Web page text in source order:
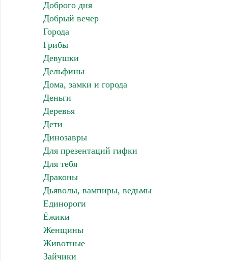
Доброго дня
Добрый вечер
Города
Грибы
Девушки
Дельфины
Дома, замки и города
Деньги
Деревья
Дети
Динозавры
Для презентаций гифки
Для тебя
Драконы
Дьяволы, вампиры, ведьмы
Единороги
Ёжики
Женщины
Животные
Зайчики